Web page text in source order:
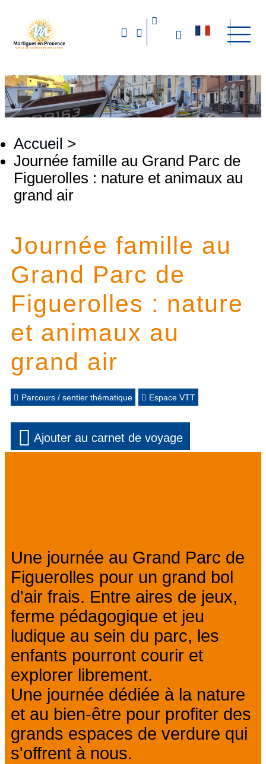
Accueil >
Journée famille au Grand Parc de
Figuerolles : nature et animaux au
grand air
Journée famille au
Grand Parc de
Figuerolles : nature
et animaux au
grand air
Parcours / sentier thématique Espace VTT
Ajouter au carnet de voyage
Une journée au Grand Parc de
Figuerolles pour un grand bol
d'air frais. Entre aires de jeux,
ferme pédagogique et jeu
ludique au sein du parc, les
enfants pourront courir et
explorer librement.
Une journée dédiée à la nature
et au bien-être pour profiter des
grands espaces de verdure qui
s'offrent à nous.